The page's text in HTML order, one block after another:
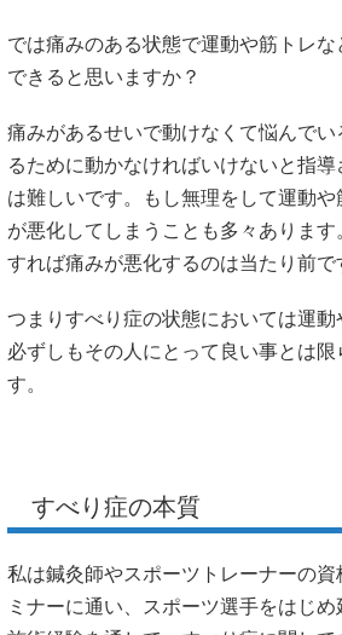
では痛みのある状態で運動や筋トレ
できると思いますか？
痛みがあるせいで動けなくて悩んで
るために動かなければいけないと指
は難しいです。もし無理をして運動
が悪化してしまうことも多々ありま
すれば痛みが悪化するのは当たり前で
つまりすべり症の状態においては運
必ずしもその人にとって良い事とは
す。
すべり症の本質
私は鍼灸師やスポーツトレーナーの
ミナーに通い、スポーツ選手をはじ